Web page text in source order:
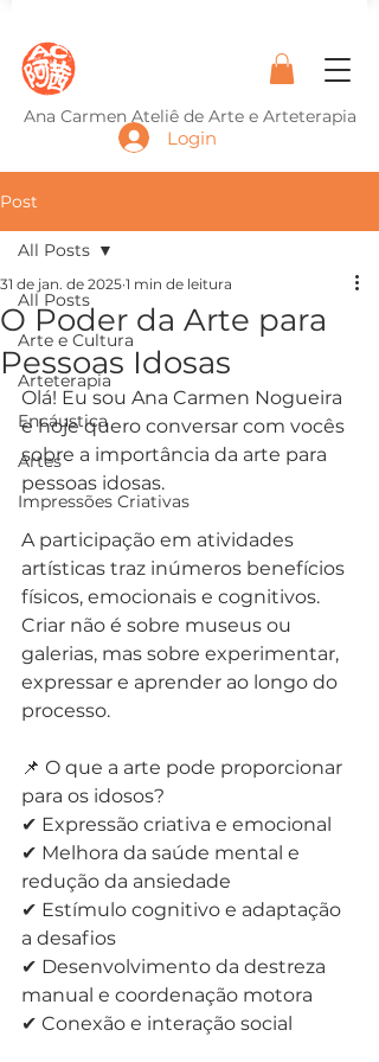
Ana Carmen Ateliê de Arte e Arteterapia
Login
Post
All Posts
Arte e Cultura
Arteterapia
Encáustica
Artes
Impressões Criativas
All Posts
O Poder da Arte para
Pessoas Idosas
31 de jan. de 2025 1 min de leitura
Olá! Eu sou Ana Carmen Nogueira
e hoje quero conversar com vocês
sobre a importância da arte para
pessoas idosas.
A participação em atividades
artísticas traz inúmeros benefícios
físicos, emocionais e cognitivos.
Criar não é sobre museus ou
galerias, mas sobre experimentar,
expressar e aprender ao longo do
processo.
📌 O que a arte pode proporcionar
para os idosos?
✔ Expressão criativa e emocional
✔ Melhora da saúde mental e
redução da ansiedade
✔ Estímulo cognitivo e adaptação
a desafios
✔ Desenvolvimento da destreza
manual e coordenação motora
✔ Conexão e interação social